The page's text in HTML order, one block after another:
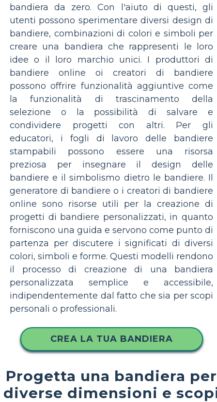
bandiera da zero. Con l'aiuto di questi, gli
utenti possono sperimentare diversi design di
bandiere, combinazioni di colori e simboli per
creare una bandiera che rappresenti le loro
idee o il loro marchio unici. I produttori di
bandiere online oi creatori di bandiere
possono offrire funzionalità aggiuntive come
la funzionalità di trascinamento della
selezione o la possibilità di salvare e
condividere progetti con altri. Per gli
educatori, i fogli di lavoro delle bandiere
stampabili possono essere una risorsa
preziosa per insegnare il design delle
bandiere e il simbolismo dietro le bandiere. Il
generatore di bandiere o i creatori di bandiere
online sono risorse utili per la creazione di
progetti di bandiere personalizzati, in quanto
forniscono una guida e servono come punto di
partenza per discutere i significati di diversi
colori, simboli e forme. Questi modelli rendono
il processo di creazione di una bandiera
personalizzata semplice e accessibile,
indipendentemente dal fatto che sia per scopi
personali o professionali.
CREA LA TUA BANDIERA
Progetta una bandiera per
diverse dimensioni e